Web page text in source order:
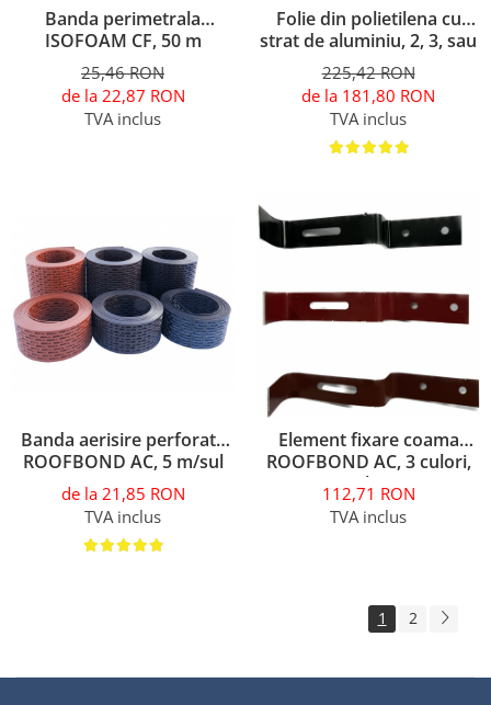
Banda perimetrala
ISOFOAM CF, 50 m
25,46 RON
de la 22,87 RON
TVA inclus
Folie din polietilena cu
strat de aluminiu, 2, 3, sau
5 mm, ISOFOAM LF-ALU,
50 mp
225,42 RON
de la 181,80 RON
TVA inclus
Banda aerisire perforata
ROOFBOND AC, 5 m/sul
de la 21,85 RON
TVA inclus
Element fixare coama
ROOFBOND AC, 3 culori,
50 buc
112,71 RON
TVA inclus
1 2